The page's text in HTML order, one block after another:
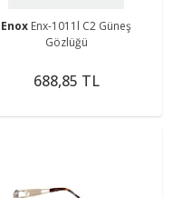
Enox Enx-1011l C2 Güneş
Gözlüğü
688,85 TL